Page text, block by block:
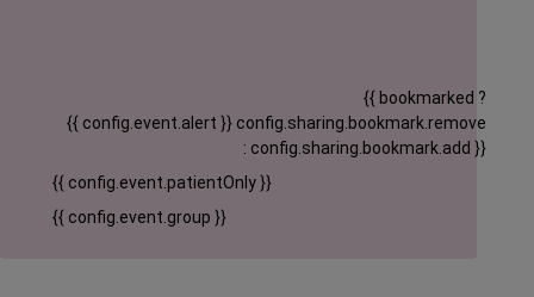
{{ config.event.alert }}
{{ bookmarked ?
config.sharing.bookmark.remove
: config.sharing.bookmark.add }}
{{ config.event.patientOnly }}
{{ config.event.group }}